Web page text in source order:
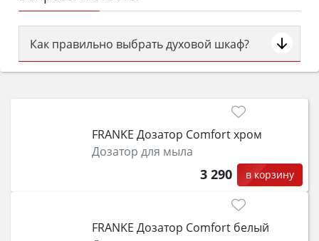
Как правильно выбрать духовой шкаф?
Сначала определитесь с типом (газовый или
затем смотрите на объём 50–70 л для семьи,
функции (конвекция, гриль, самоочистка,
защита от детей).
FRANKE Дозатор Comfort хром
Дозатор для мыла
3 290 в корзину
FRANKE Дозатор Comfort белый